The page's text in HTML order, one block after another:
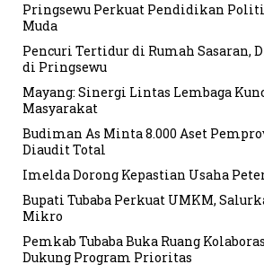
Pringsewu Perkuat Pendidikan
Muda
Pencuri Tertidur di Rumah Sasaran,
di Pringsewu
Mayang: Sinergi Lintas Lembaga
Masyarakat
Budiman As Minta 8.000 Aset
Diaudit Total
Imelda Dorong Kepastian Usaha
Bupati Tubaba Perkuat UMKM,
Mikro
Pemkab Tubaba Buka Ruang
Dukung Program Prioritas